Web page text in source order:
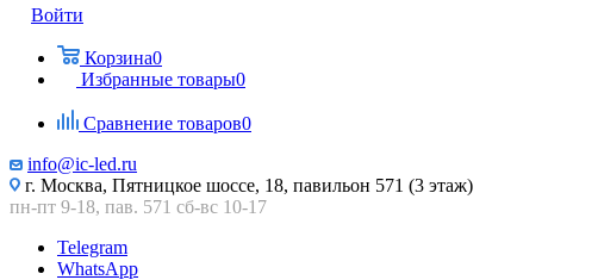
Войти
Корзина0
Избранные товары0
Сравнение товаров0
info@ic-led.ru
г. Москва, Пятницкое шоссе, 18, павильон 571 (3 этаж)
пн-пт 9-18, пав. 571 сб-вс 10-17
Telegram
WhatsApp